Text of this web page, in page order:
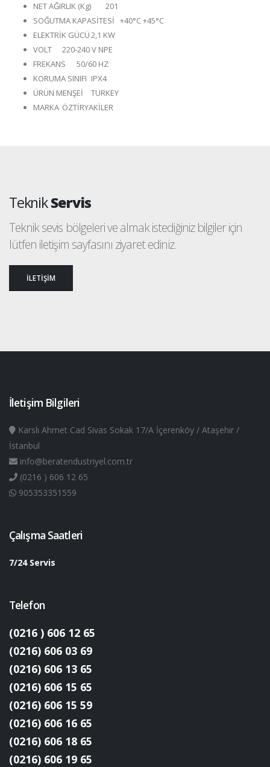
NET AĞIRLIK (Kg)
201
SOĞUTMA KAPASİTESİ +40°C +45°C
ELEKTRİK GÜCÜ2,1 KW
VOLT
220-240 V NPE
FREKANS
50/60 HZ
KORUMA SINIFI IPX4
ÜRÜN MENŞEİ
TURKEY
MARKA ÖZTİRYAKİLER
TeknikServis
Teknik sevis bölgeleri ve almak istediğiniz bilgiler için
lütfen iletişim sayfasını ziyaret ediniz.
İLETİŞİM
İletişim Bilgileri
Karslı Ahmet Cad Sivas Sokak 17/A İçerenköy / Ataşehir /
İstanbul
info@beratendustriyel.com.tr
(0216 ) 606 12 65
905353351559
Çalışma Saatleri
7/24 Servis
Telefon
(0216 ) 606 12 65
(0216) 606 03 69
(0216) 606 13 65
(0216) 606 15 65
(0216) 606 15 59
(0216) 606 16 65
(0216) 606 18 65
(0216) 606 19 65